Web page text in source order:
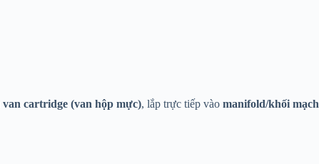
van cartridge (van hộp mực), lắp trực tiếp vào manifold/khối mạch